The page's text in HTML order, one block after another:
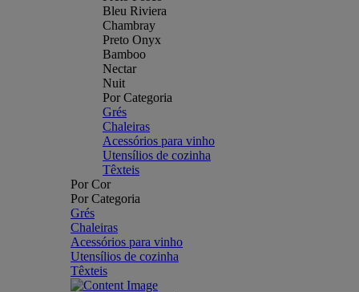
Bleu Riviera
Chambray
Preto Onyx
Bamboo
Nectar
Nuit
Por Categoria
Grés
Chaleiras
Acessórios para vinho
Utensílios de cozinha
Têxteis
Por Cor
Por Categoria
Grés
Chaleiras
Acessórios para vinho
Utensílios de cozinha
Têxteis